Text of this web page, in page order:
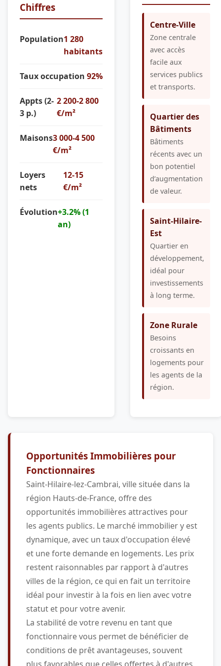
Chiffres
Population1 280
habitants
Taux occupation 92%
Appts (2-
3 p.)
2 200-2 800
€/m²
Maisons3 000-4 500
€/m²
Loyers
nets
12-15
€/m²
Évolution+3.2% (1
an)
Centre-Ville
Zone centrale
avec accès
facile aux
services publics
et transports.
Quartier des
Bâtiments
Bâtiments
récents avec un
bon potentiel
d’augmentation
de valeur.
Saint-Hilaire-
Est
Quartier en
développement,
idéal pour
investissements
à long terme.
Zone Rurale
Besoins
croissants en
logements pour
les agents de la
région.
Opportunités Immobilières pour
Fonctionnaires
Saint-Hilaire-lez-Cambrai, ville située dans la
région Hauts-de-France, offre des
opportunités immobilières attractives pour
les agents publics. Le marché immobilier y est
dynamique, avec un taux d'occupation élevé
et une forte demande en logements. Les prix
restent raisonnables par rapport à d'autres
villes de la région, ce qui en fait un territoire
idéal pour investir à la fois en lien avec votre
statut et pour votre avenir.
La stabilité de votre revenu en tant que
fonctionnaire vous permet de bénéficier de
conditions de prêt avantageuses, souvent